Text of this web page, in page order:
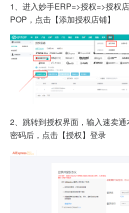
1、 进入妙手ERP=>授权=>授权
POP，点击【添加授权店铺】
2、 跳转到授权界面，输入速卖
密码后，点击【授权】登录